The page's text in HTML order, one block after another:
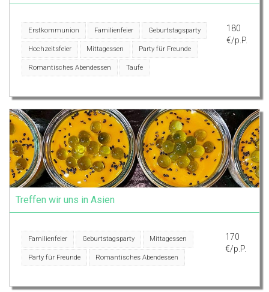
Erstkommunion Familienfeier Geburtstagsparty
Hochzeitsfeier Mittagessen Party für Freunde
Romantisches Abendessen Taufe
180
€/p.P.
Treffen wir uns in Asien
Familienfeier Geburtstagsparty Mittagessen
Party für Freunde Romantisches Abendessen
170
€/p.P.